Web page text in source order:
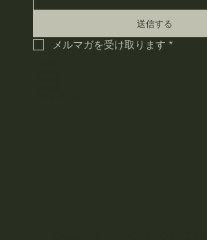
送信する
メルマガを受け取ります *